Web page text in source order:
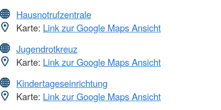
Hausnotrufzentrale
Karte: Link zur Google Maps Ansicht
Jugendrotkreuz
Karte: Link zur Google Maps Ansicht
Kindertageseinrichtung
Karte: Link zur Google Maps Ansicht